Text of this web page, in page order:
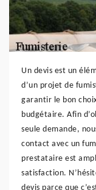
Un devis est un
d’un projet de
garantir le bon
budgétaire. Afin
seule demande,
contact avec un
prestataire est
satisfaction.
devis parce que